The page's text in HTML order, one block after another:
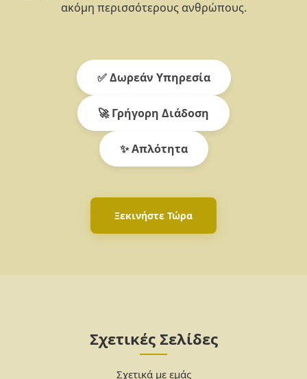
ακόμη περισσότερους ανθρώπους.
✅ Δωρεάν Υπηρεσία
🚀 Γρήγορη Διάδοση
✨ Απλότητα
Ξεκινήστε Τώρα
Σχετικές Σελίδες
Σχετικά με εμάς